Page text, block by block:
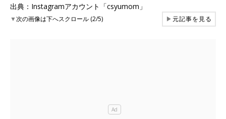
出典：Instagramアカウント「csyumom」
▼次の画像は下へスクロール (2/5) ▶元記事を見る